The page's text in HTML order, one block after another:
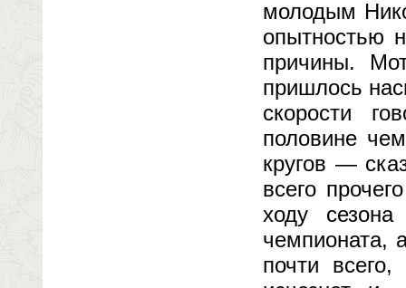
молодым
опытностью
причины.
пришлось
скорости
половине
кругов —
всего
ходу
чемпионата,
почти